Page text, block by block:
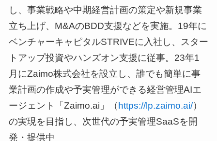
し、事業戦略や中期経営計画の策定や新規事業
立ち上げ、M&AのBDD支援などを実施。19年に
ベンチャーキャピタルSTRIVEに入社し、スター
トアップ投資やハンズオン支援に従事。23年1
月にZaimo株式会社を設立し、誰でも簡単に事
業計画の作成や予実管理ができる経営管理AIエ
ージェント「Zaimo.ai」（https://lp.zaimo.ai/）
の実現を目指し、次世代の予実管理SaaSを開
発・提供中